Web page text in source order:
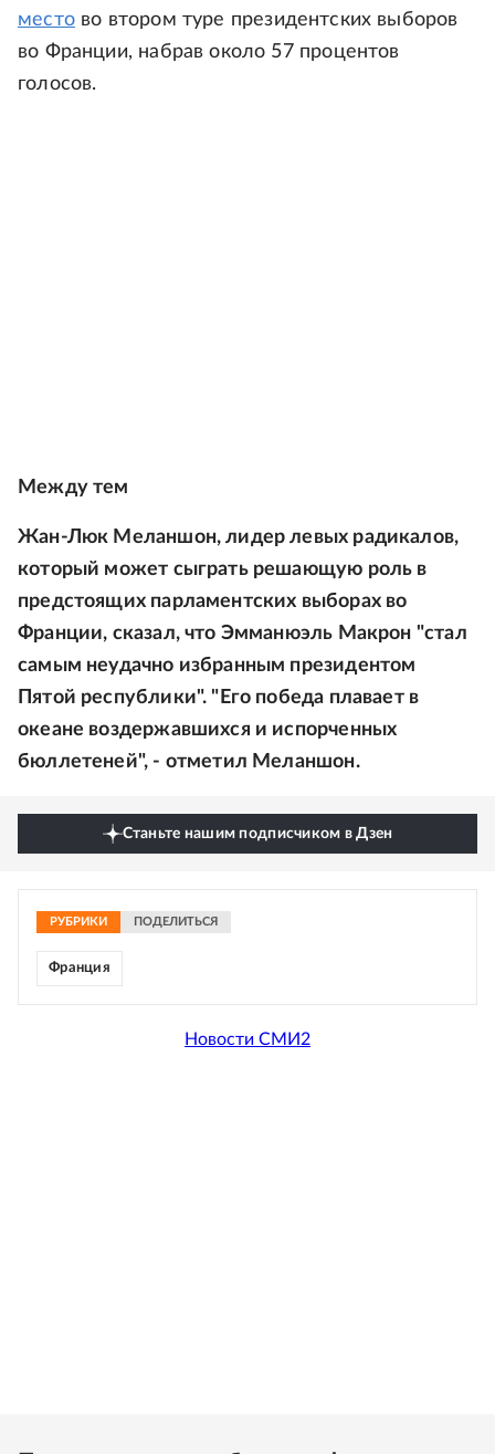
местово втором туре президентских выборов
во Франции, набрав около 57 процентов
голосов.
Между тем
Жан-Люк Меланшон, лидер левых радикалов,
который может сыграть решающую роль в
предстоящих парламентских выборах во
Франции, сказал, что Эмманюэль Макрон "стал
самым неудачно избранным президентом
Пятой республики". "Его победа плавает в
океане воздержавшихся и испорченных
бюллетеней", - отметил Меланшон.
Станьте нашим подписчиком в Дзен
РУБРИКИ ПОДЕЛИТЬСЯ
Франция
Новости СМИ2